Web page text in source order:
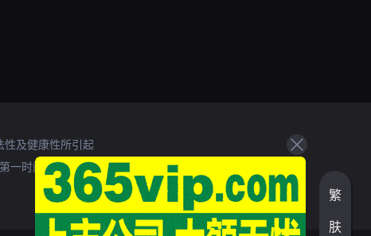
及健康性所引起
一时间处理。
繁
肤